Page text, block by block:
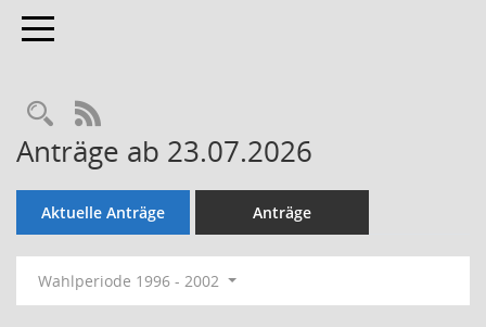
Toggle navigation
Rechercheauswahl
RSS-Feed
Anträge ab 23.07.2026
Aktuelle Anträge Anträge
Wahlperiode 1996 - 2002